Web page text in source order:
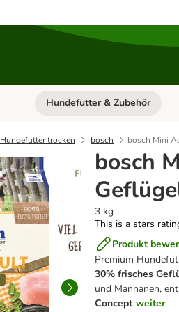
Kategorie-Menü öffnen:
Hundefutter & Zubehör
Hundefutter trocken bosch bosch Mini
bosch
3 kg
This is a stars
Produkt
Premium
30% frisches
und Mannanen,
Concept weiter